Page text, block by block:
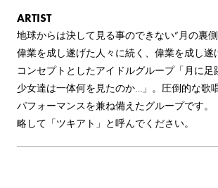
ARTIST
地球からは​決して​見る​事のできない​”月の​裏
偉業を​成し遂げた​人々に​続く、​偉業を​成し遂
コンセプトとした​アイドルグループ「月に​足
少女達は​一体何を​見たのか…」。​圧倒的な​歌唱
パフォーマンスを​兼ね備えたグループです。
略して​「ツキアト」と​呼んでください。